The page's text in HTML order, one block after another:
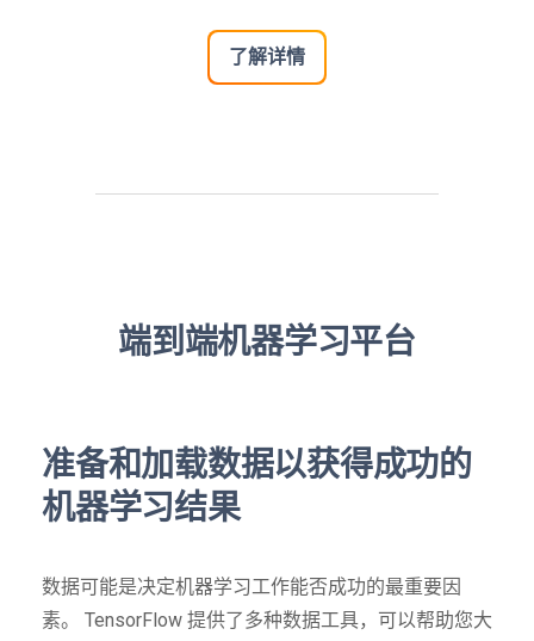
了解详情
端到端机器学习平台
准备和加载数据以获得成功的
机器学习结果
数据可能是决定机器学习工作能否成功的最重要因
素。 TensorFlow 提供了多种数据工具，可以帮助您大